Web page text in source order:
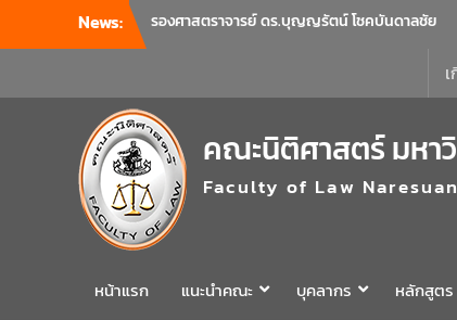
News:
รองศาสตราจารย์ ดร.บุญญรัตน์ โชคบันดาลชัย
เป็นการเตรียมพร้อมก่อนเปิดภาคเรียนต้น ปีการ
ศึกษา 2569 พร้อมด้วยรองคณบดีทุกฝ่ายเข้า
ร่วมแจ้งนโยบายแนวทางการบริหารงานในแต่ละ
ด้านของคณะ รวมทั้งการเตรียมความพร้อมการ
จัดการเรียนการสอนรายวิชาวิจัยทางกฎหมาย
และรายวิชาตรรกศาสตร์และการเขียนในทาง
นิติศาสตร์ ณ ห้องประชุมชั้น 3 อาคารคณะ
คณะนิติศาสตร์ มหาวิทยาลัยนเรศวร จัด
โครงการเตรียมความพร้อมเพื่อรับมือภัยพิบัติ
คณะนิติศาสตร์ มหา
Faculty of Law
หน้าแรก แนะนำคณะ บุคลากร หลักสูตร